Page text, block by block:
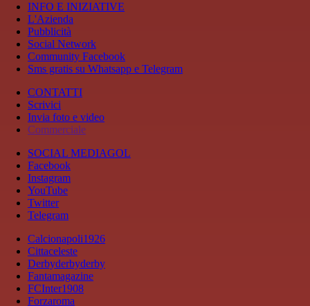
INFO E INIZIATIVE
L'Azienda
Pubblicità
Social Network
Community Facebook
Sms gratis su Whatsapp e Telegram
CONTATTI
Scrivici
Invia foto e video
Commerciale
SOCIAL MEDIAGOL
Facebook
Instagram
YouTube
Twitter
Telegram
Calcionapoli1926
Cittaceleste
Derbyderbyderby
Fantamagazine
FCInter1908
Forzaroma